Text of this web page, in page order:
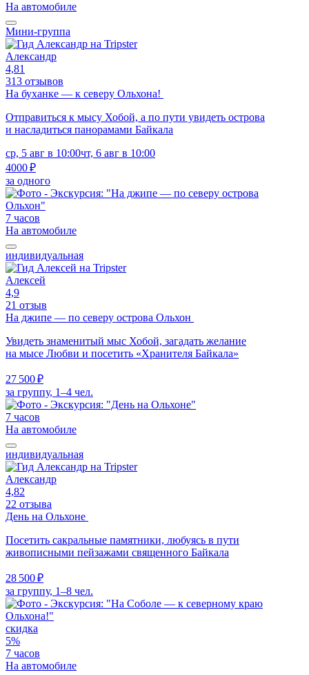
На автомобиле
Мини-группа
Александр
4,81
313 отзывов
На буханке — к северу Ольхона!
Отправиться к мысу Хобой, а по пути увидеть острова
и насладиться панорамами Байкала
ср, 5 авг в 10:00чт, 6 авг в 10:00
4000 ₽
за одного
7 часов
На автомобиле
индивидуальная
Алексей
4,9
21 отзыв
На джипе — по северу острова Ольхон
Увидеть знаменитый мыс Хобой, загадать желание
на мысе Любви и посетить «Хранителя Байкала»
27 500 ₽
за группу, 1–4 чел.
7 часов
На автомобиле
индивидуальная
Александр
4,82
22 отзыва
День на Ольхоне
Посетить сакральные памятники, любуясь в пути
живописными пейзажами священного Байкала
28 500 ₽
за группу, 1–8 чел.
скидка
5%
7 часов
На автомобиле